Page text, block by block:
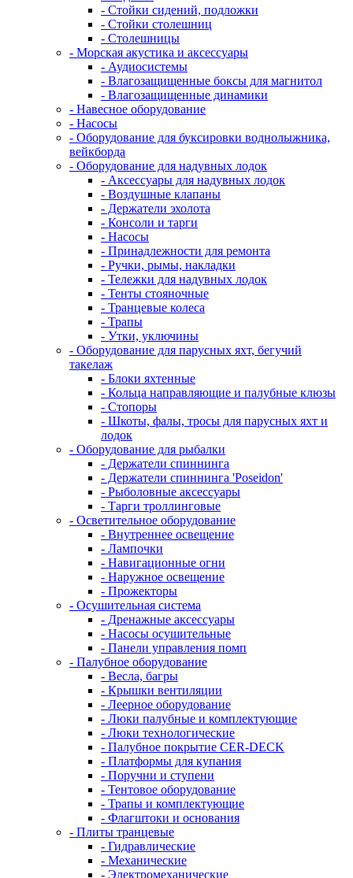
- Стойки сидений, подложки
- Стойки столешниц
- Столешницы
- Морская акустика и аксессуары
- Аудиосистемы
- Влагозащищенные боксы для магнитол
- Влагозащищенные динамики
- Навесное оборудование
- Насосы
- Оборудование для буксировки воднолыжника,
вейкборда
- Оборудование для надувных лодок
- Аксессуары для надувных лодок
- Воздушные клапаны
- Держатели эхолота
- Консоли и тарги
- Насосы
- Принадлежности для ремонта
- Ручки, рымы, накладки
- Тележки для надувных лодок
- Тенты стояночные
- Транцевые колеса
- Трапы
- Утки, уключины
- Оборудование для парусных яхт, бегучий
такелаж
- Блоки яхтенные
- Кольца направляющие и палубные клюзы
- Стопоры
- Шкоты, фалы, тросы для парусных яхт и
лодок
- Оборудование для рыбалки
- Держатели спиннинга
- Держатели спиннинга 'Poseidon'
- Рыболовные аксессуары
- Тарги троллинговые
- Осветительное оборудование
- Внутреннее освещение
- Лампочки
- Навигационные огни
- Наружное освещение
- Прожекторы
- Осушительная система
- Дренажные аксессуары
- Насосы осушительные
- Панели управления помп
- Палубное оборудование
- Весла, багры
- Крышки вентиляции
- Леерное оборудование
- Люки палубные и комплектующие
- Люки технологические
- Палубное покрытие CER-DECK
- Платформы для купания
- Поручни и ступени
- Тентовое оборудование
- Трапы и комплектующие
- Флагштоки и основания
- Плиты транцевые
- Гидравлические
- Механические
- Электромеханические